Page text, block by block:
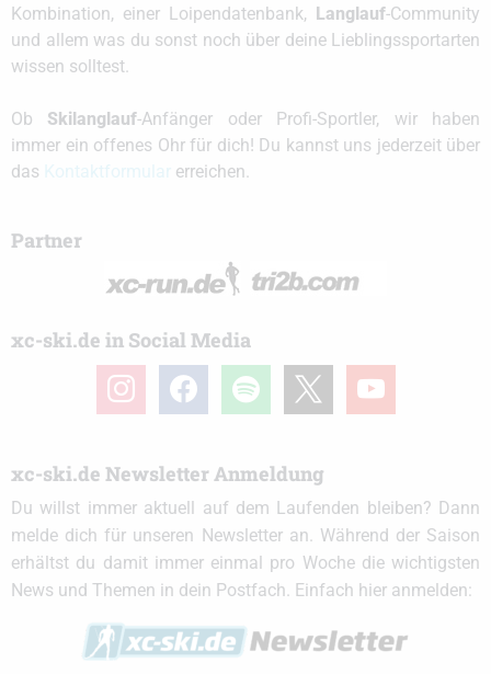
Kombination, einer Loipendatenbank,
Langlauf-Community
und allem was du sonst noch über deine Lieblingssportarten
wissen solltest.
Ob Skilanglauf-Anfänger oder Profi-Sportler, wir haben
immer ein offenes Ohr für dich! Du kannst uns jederzeit über
das
erreichen.
Partner
xc-ski.de in Social Media
instagramfacebook spotify youtube
xc-ski.de Newsletter Anmeldung
Du willst immer aktuell auf dem Laufenden bleiben? Dann
melde dich für unseren Newsletter an. Während der Saison
erhältst du damit immer einmal pro Woche die wichtigsten
News und Themen in dein Postfach. Einfach hier anmelden: